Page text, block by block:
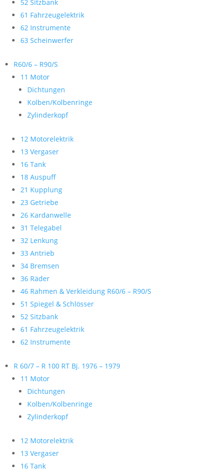
52 Sitzbank
61 Fahrzeugelektrik
62 Instrumente
63 Scheinwerfer
R60/6 – R90/S
11 Motor
Dichtungen
Kolben/Kolbenringe
Zylinderkopf
12 Motorelektrik
13 Vergaser
16 Tank
18 Auspuff
21 Kupplung
23 Getriebe
26 Kardanwelle
31 Telegabel
32 Lenkung
33 Antrieb
34 Bremsen
36 Räder
46 Rahmen & Verkleidung R60/6 – R90/S
51 Spiegel & Schlösser
52 Sitzbank
61 Fahrzeugelektrik
62 Instrumente
R 60/7 – R 100 RT Bj. 1976 – 1979
11 Motor
Dichtungen
Kolben/Kolbenringe
Zylinderkopf
12 Motorelektrik
13 Vergaser
16 Tank